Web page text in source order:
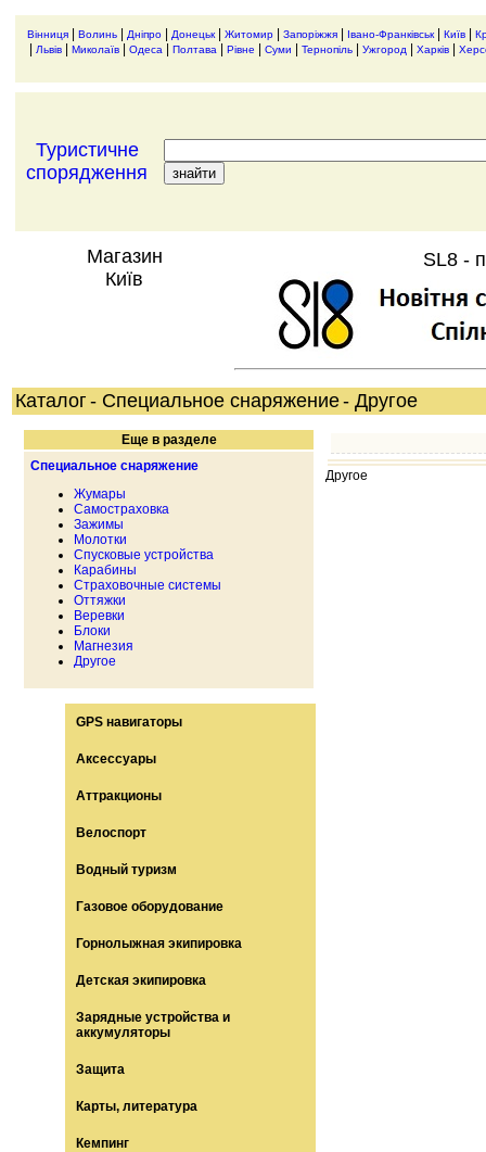
Вінниця Волинь Дніпро Донецьк| Житомир Запоріжжя Івано-Франківськ| Київ
Львів Миколаїв Одеса Полтава Рівне Суми Тернопіль Ужгород Харків
Туристичне
спорядження
Магазин
Київ
SL8 -
Каталог - Специальное снаряжение- Другое
Еще в разделе
Специальное снаряжение
Жумары
Самостраховка
Зажимы
Молотки
Спусковые устройства
Карабины
Страховочные системы
Оттяжки
Веревки
Блоки
Магнезия
Другое
GPS навигаторы
Аксессуары
Аттракционы
Велоспорт
Водный туризм
Газовое оборудование
Горнолыжная экипировка
Детская экипировка
Зарядные устройства и
аккумуляторы
Защита
Карты, литература
Кемпинг
Другое